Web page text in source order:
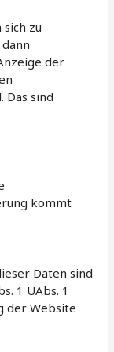
zu
der
sind
kommt
Daten sind
1 UAbs. 1
der Website